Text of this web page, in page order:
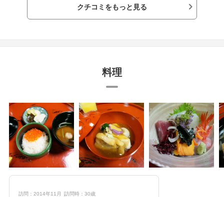
に近いので、土地勘があれば徒歩で、挙式の神
社からタクシーでもワンメーターで移動できま
した。和服の女性がお料理の説明をしてくださ
観光地の金沢。和風結婚にこだわりたい方や金
沢の方は、呼ぶ方を楽しませる意味でも良いの
ではないでしょうか。若い方にも目新しく、特
クチコミをもっと見る
料理
訪問：2014年11月 訪問時：30歳